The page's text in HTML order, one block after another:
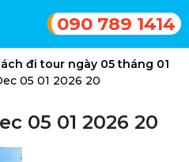
090 789 1414
đi tour ngày 05 tháng 01
05 01 2026 20
05 01 2026 20